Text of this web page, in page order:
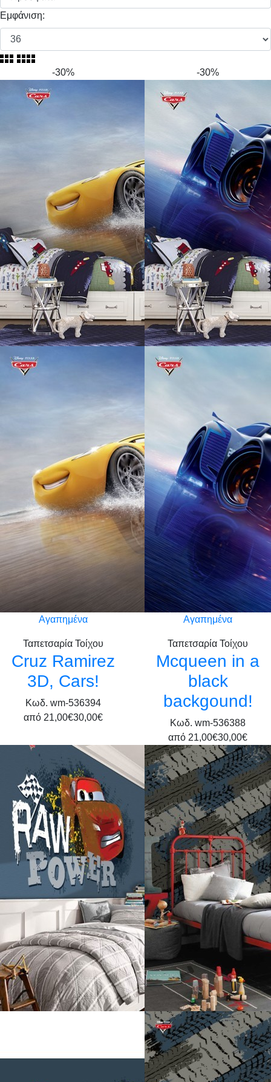
Εμφάνιση:
-30%
Αγαπημένα
Ταπετσαρία Τοίχου
Cruz Ramirez
3D, Cars!
Κωδ. wm-536394
από 21,00€30,00€
-30%
Αγαπημένα
Ταπετσαρία Τοίχου
Mcqueen in a
black
backgound!
Κωδ. wm-536388
από 21,00€30,00€